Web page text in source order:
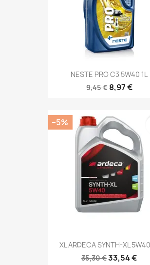
NESTE PRO C3 5W40 1L
9,45 € 8,97 €
XL ARDECA SYNTH-XL 5W40
35,30 €33,54 €
−5%